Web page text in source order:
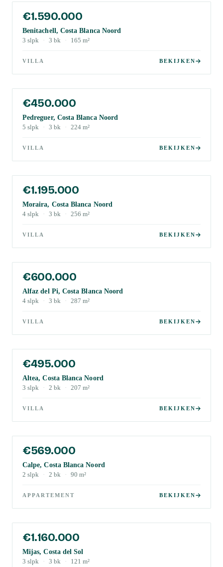
€1.590.000
Benitachell, Costa Blanca Noord
3 slpk · 3 bk · 165 m²
VILLA BEKIJKEN
€450.000
Pedreguer, Costa Blanca Noord
5 slpk · 3 bk · 224 m²
VILLA BEKIJKEN
€1.195.000
Moraira, Costa Blanca Noord
4 slpk · 3 bk · 256 m²
VILLA BEKIJKEN
€600.000
Alfaz del Pi, Costa Blanca Noord
4 slpk · 3 bk · 287 m²
VILLA BEKIJKEN
€495.000
Altea, Costa Blanca Noord
3 slpk · 2 bk · 207 m²
VILLA BEKIJKEN
€569.000
Calpe, Costa Blanca Noord
2 slpk · 2 bk · 90 m²
APPARTEMENT BEKIJKEN
€1.160.000
Mijas, Costa del Sol
3 slpk · 3 bk · 121 m²